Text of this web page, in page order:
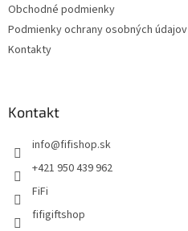
Obchodné podmienky
Podmienky ochrany osobných údajov
Kontakty
Kontakt
info@fifishop.sk
+421 950 439 962
FiFi
fifigiftshop